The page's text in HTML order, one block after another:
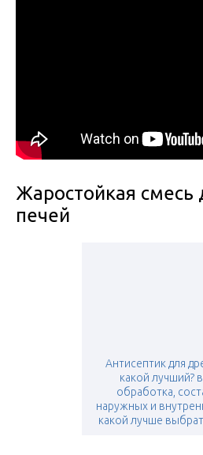
Жаростойкая смесь
печей
Антисептик для
какой лучший?
обработка,
наружных и
какой лучше